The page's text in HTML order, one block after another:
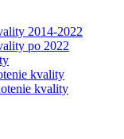
2014-2022
po 2022
kvality
kvality